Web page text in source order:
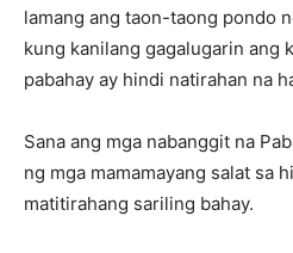
lamang ang taon-taong pondo
kung kanilang gagalugarin ang
pabahay ay hindi natirahan na
Sana ang mga nabanggit na
ng mga mamamayang salat sa
matitirahang sariling bahay.